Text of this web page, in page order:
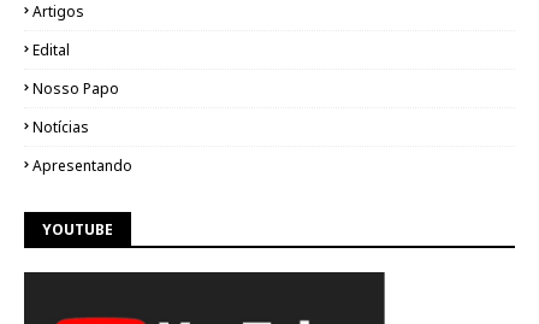
Artigos
Edital
Nosso Papo
Notícias
Apresentando
YOUTUBE